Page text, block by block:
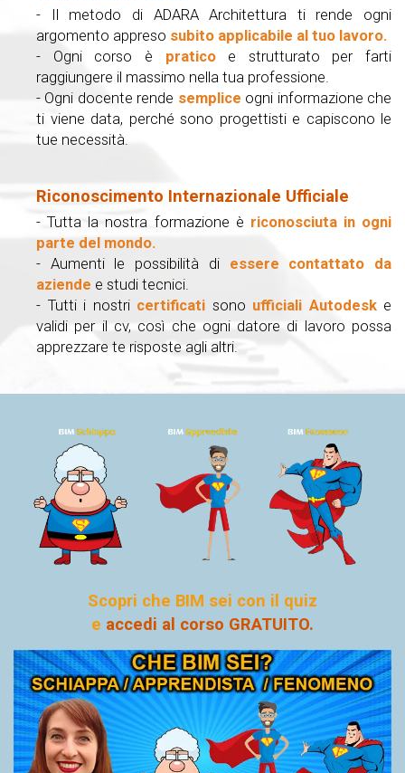
- Il metodo di ADARA Architettura ti rende ogni
argomento appreso subito applicabile al tuo lavoro.
- Ogni corso è praticoe strutturato per farti
raggiungere il massimo nella tua professione.
- Ogni docente rende semplice ogni informazione che
ti viene data, perché sono progettisti e capiscono le
tue necessità.
Riconoscimento Internazionale Ufficiale
- Tutta la nostra formazione è riconosciuta in ogni
parte del mondo.
- Aumenti le possibilità diessere contattato da
aziende e studi tecnici.
- Tutti i nostri certificati sono ufficiali Autodesk e
validi per il cv, così che ogni datore di lavoro possa
apprezzare te risposte agli altri.
Scopri che BIM sei con il quiz
e accedi al corso GRATUITO.